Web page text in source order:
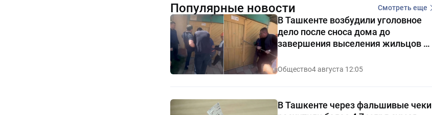
Популярные новости Смотреть еще
В Ташкенте возбудили уголовное
дело после сноса дома до
завершения выселения жильцов —
видео
Общество4 августа 12:05
В Ташкенте через фальшивые чеки